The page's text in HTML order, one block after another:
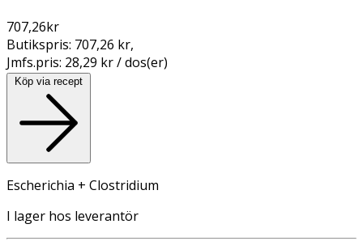
707,26kr
Butikspris: 707,26 kr,
Jmfs.pris: 28,29 kr / dos(er)
Köp via recept
Escherichia + Clostridium
I lager hos leverantör